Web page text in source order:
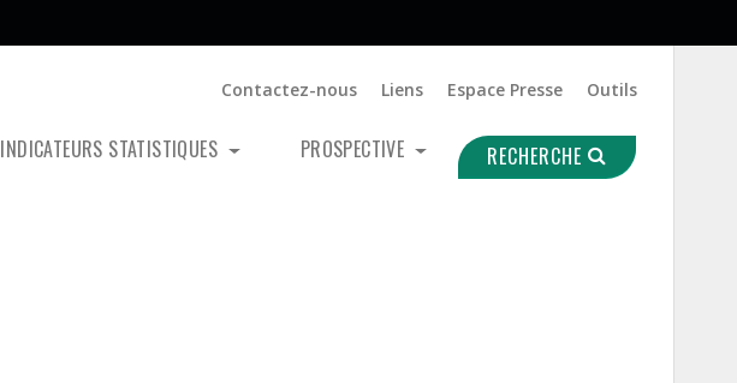
Contactez-nous Liens Espace Presse Outils
INDICATEURS STATISTIQUES PROSPECTIVE RECHERCHE